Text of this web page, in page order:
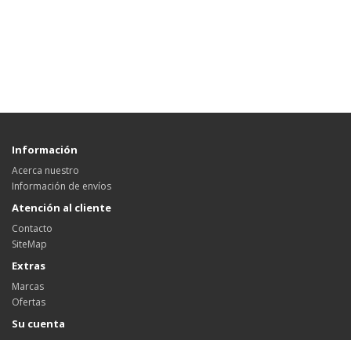
Información
Acerca nuestro
Información de envíos
Atención al cliente
Contacto
SiteMap
Extras
Marcas
Ofertas
Su cuenta